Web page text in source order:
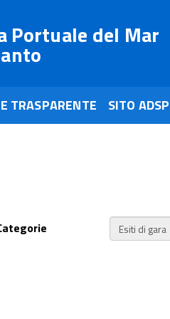
Portuale del Mar
TRASPARENTE
SITO ADSP